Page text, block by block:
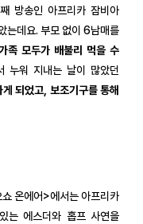
방송인 아프리카 잠비아
는데요. 부모 없이 6남매를
족 모두가 배불리 먹을 수
누워 지내는 날이 많았던
되었고, 보조기구를 통해
온에어>에서는 아프리카
는 에스더와 홉프 사연을